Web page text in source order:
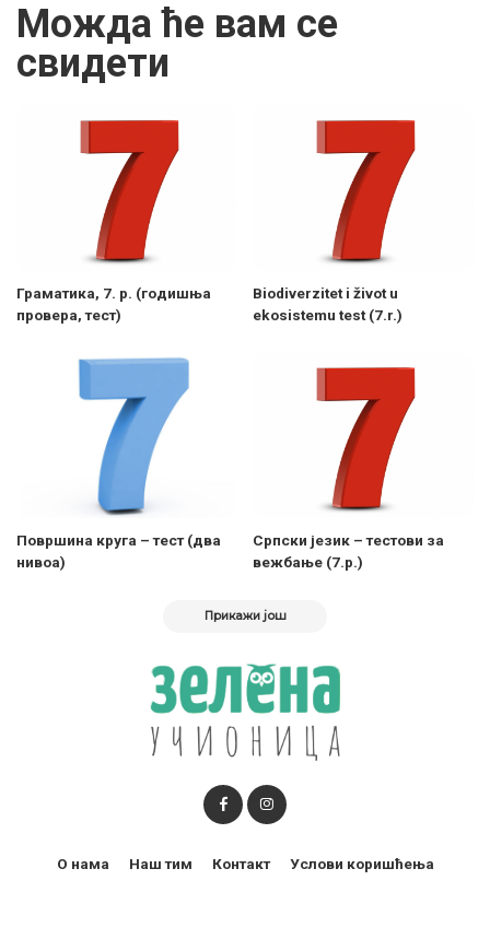
Можда ће вам се
свидети
Граматика, 7. р. (годишња
провера, тест)
Biodiverzitet i život u
ekosistemu test (7.r.)
Површина круга – тест (два
нивоа)
Српски језик – тестови за
вежбање (7.р.)
Прикажи још
О нама Наш тим Контакт Услови коришћења